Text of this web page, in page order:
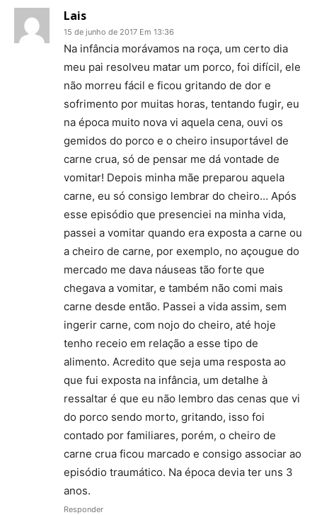
Lais
15 de junho de 2017 Em 13:36
Na infância morávamos na roça, um certo dia
meu pai resolveu matar um porco, foi difícil, ele
não morreu fácil e ficou gritando de dor e
sofrimento por muitas horas, tentando fugir, eu
na época muito nova vi aquela cena, ouvi os
gemidos do porco e o cheiro insuportável de
carne crua, só de pensar me dá vontade de
vomitar! Depois minha mãe preparou aquela
carne, eu só consigo lembrar do cheiro… Após
esse episódio que presenciei na minha vida,
passei a vomitar quando era exposta a carne ou
a cheiro de carne, por exemplo, no açougue do
mercado me dava náuseas tão forte que
chegava a vomitar, e também não comi mais
carne desde então. Passei a vida assim, sem
ingerir carne, com nojo do cheiro, até hoje
tenho receio em relação a esse tipo de
alimento. Acredito que seja uma resposta ao
que fui exposta na infância, um detalhe à
ressaltar é que eu não lembro das cenas que vi
do porco sendo morto, gritando, isso foi
contado por familiares, porém, o cheiro de
carne crua ficou marcado e consigo associar ao
episódio traumático. Na época devia ter uns 3
anos.
Responder